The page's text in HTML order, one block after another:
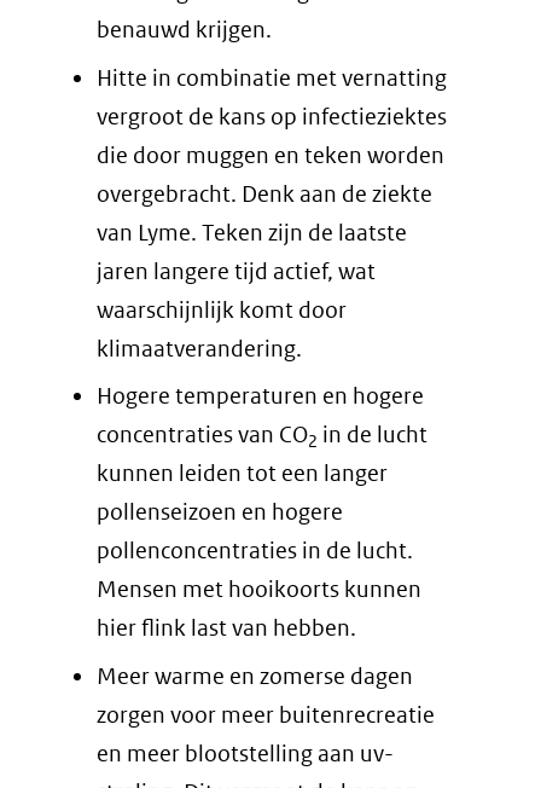
benauwd krijgen.
Hitte in combinatie met vernatting
vergroot de kans op infectieziektes
die door muggen en teken worden
overgebracht. Denk aan de ziekte
van Lyme. Teken zijn de laatste
jaren langere tijd actief, wat
waarschijnlijk komt door
klimaatverandering.
Hogere temperaturen en hogere
concentraties van CO2 in de lucht
kunnen leiden tot een langer
pollenseizoen en hogere
pollenconcentraties in de lucht.
Mensen met hooikoorts kunnen
hier flink last van hebben.
Meer warme en zomerse dagen
zorgen voor meer buitenrecreatie
en meer blootstelling aan uv-